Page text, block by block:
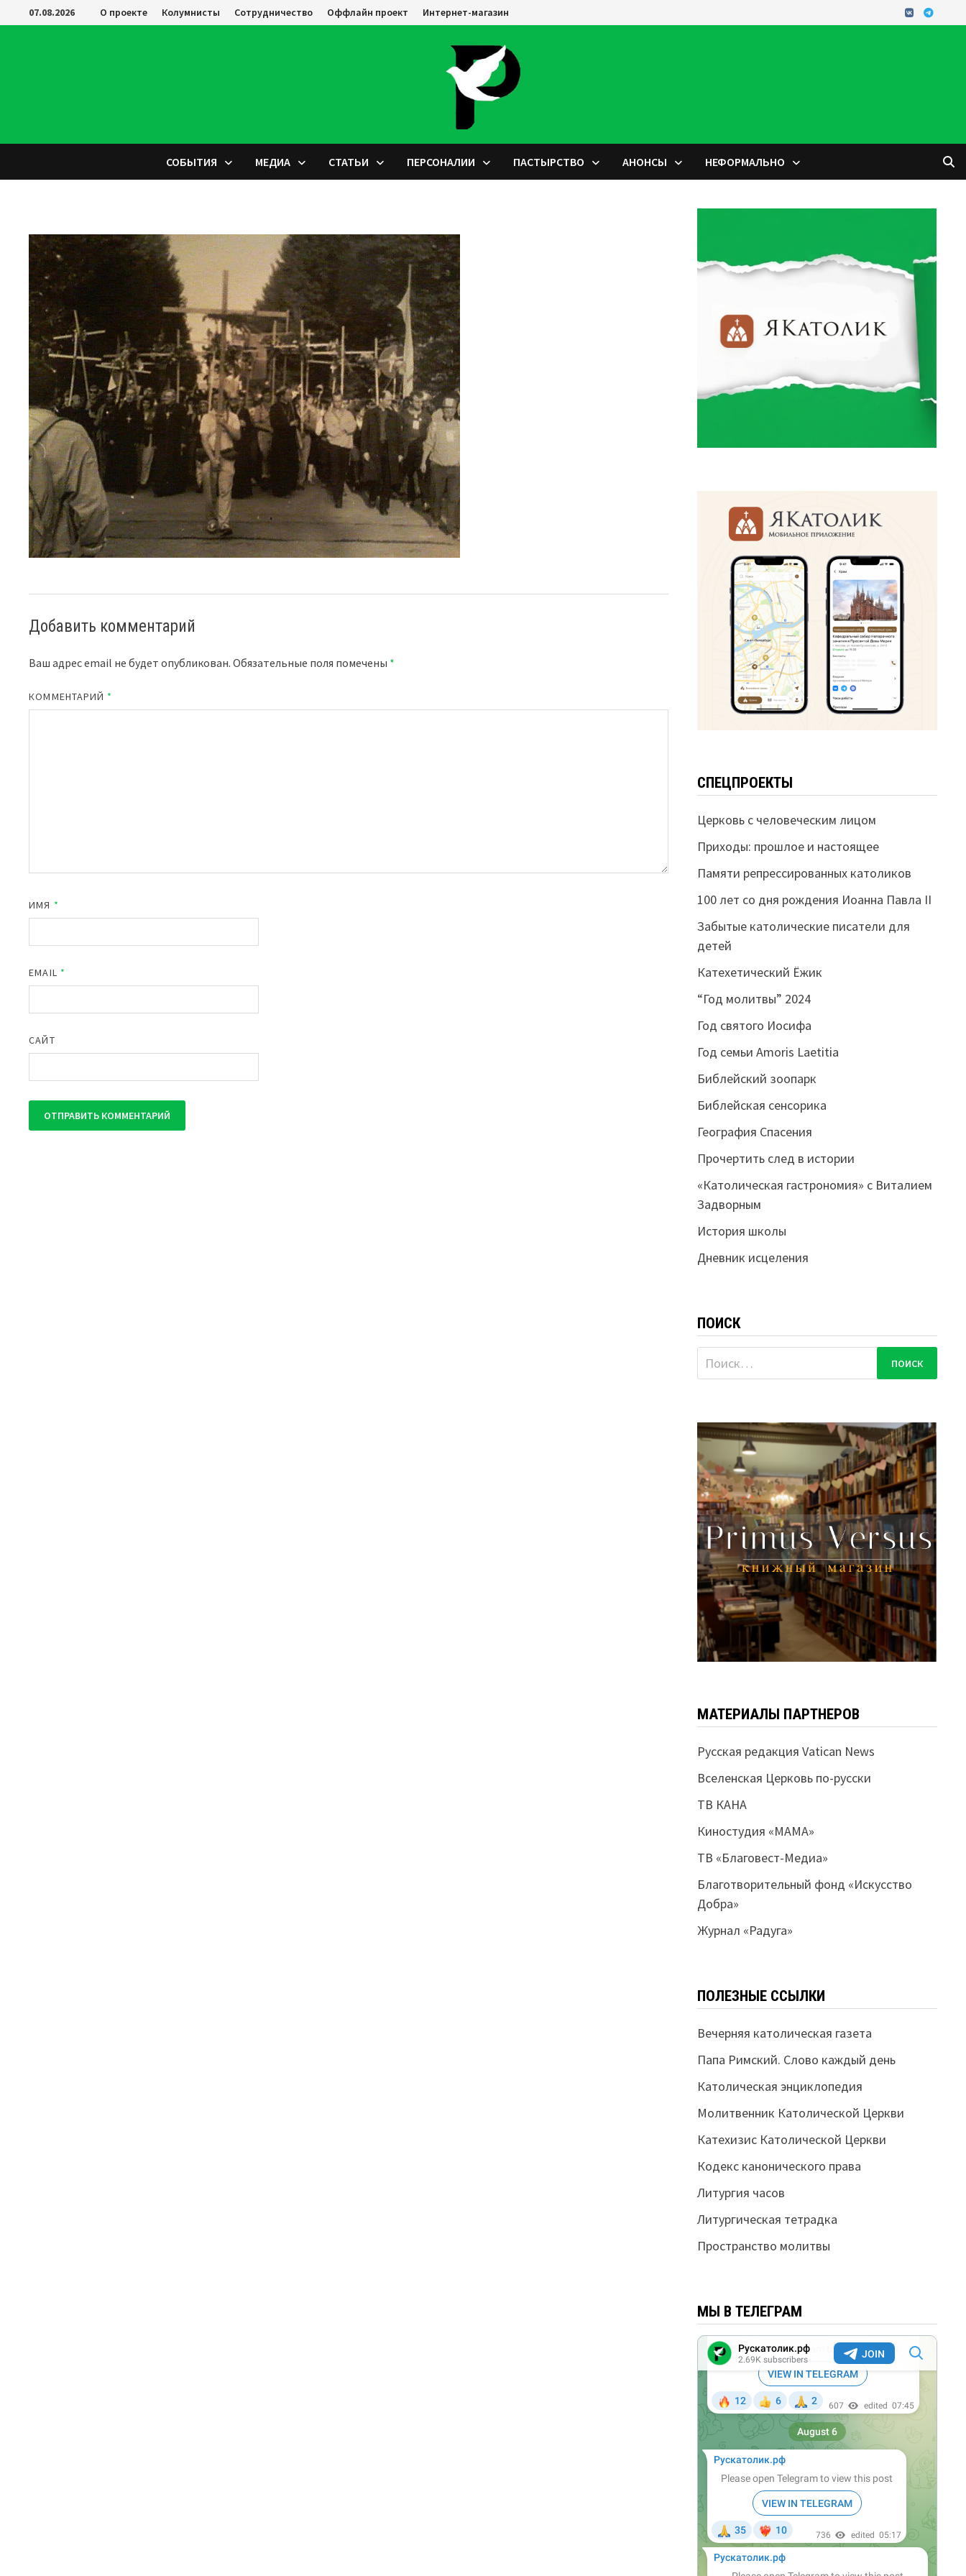
Перейти
к
07.08.2026 О проекте Колумнисты Сотрудничество Оффлайн проект Интернет-магазин
СОБЫТИЯ МЕДИА СТАТЬИ ПЕРСОНАЛИИ ПАСТЫРСТВО АНОНСЫ НЕФОРМАЛЬНО
Добавить комментарий
Ваш адрес email не будет опубликован. Обязательные поля помечены *
КОММЕНТАРИЙ *
ИМЯ *
EMAIL *
САЙТ
СПЕЦПРОЕКТЫ
Церковь с человеческим лицом
Приходы: прошлое и настоящее
Памяти репрессированных католиков
100 лет со дня рождения Иоанна Павла II
Забытые католические писатели для
детей
Катехетический Ёжик
“Год молитвы” 2024
Год святого Иосифа
Год семьи Amoris Laetitia
Библейский зоопарк
Библейская сенсорика
География Спасения
Прочертить след в истории
«Католическая гастрономия» с Виталием
Задворным
История школы
Дневник исцеления
ПОИСК
Найти:
МАТЕРИАЛЫ ПАРТНЕРОВ
Русская редакция Vatican News
Вселенская Церковь по-русски
ТВ КАНА
Киностудия «МАМА»
ТВ «Благовест-Медиа»
Благотворительный фонд «Искусство
Добра»
Журнал «Радуга»
ПОЛЕЗНЫЕ ССЫЛКИ
Вечерняя католическая газета
Папа Римский. Слово каждый день
Католическая энциклопедия
Молитвенник Католической Церкви
Катехизис Католической Церкви
Кодекс канонического права
Литургия часов
Литургическая тетрадка
Пространство молитвы
МЫ В ТЕЛЕГРАМ